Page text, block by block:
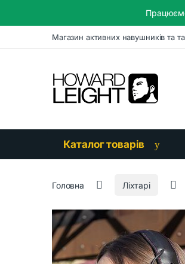
Skip to navigation
Skip to contentМагазин активних навушників та
Каталог товарів
Головна Ліхтарі